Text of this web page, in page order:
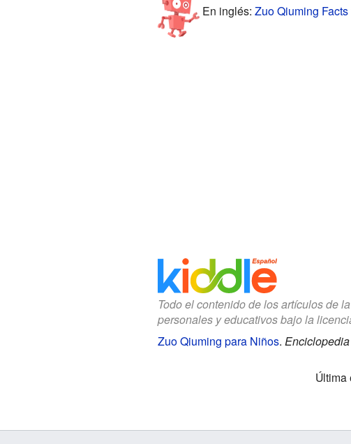
En inglés: Zuo Qiuming
Todo el contenido de los artículos de la
personales y educativos bajo la
Zuo Qiuming para Niños.
Última